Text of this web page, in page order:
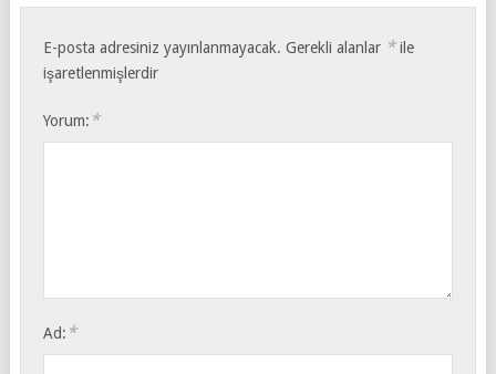
E-posta adresiniz yayınlanmayacak. Gerekli alanlar *ile
işaretlenmişlerdir
Yorum: *
Ad: *